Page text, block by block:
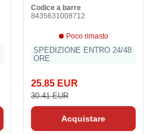
Codice a barre
8435631008712
Poco rimasto
SPEDIZIONE ENTRO 24/48
ORE
25.85 EUR
30.41 EUR
Acquistare